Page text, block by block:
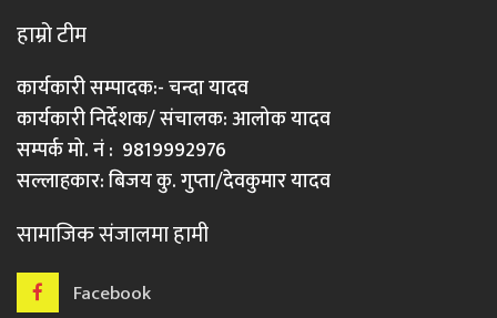
हाम्रो टीम
कार्यकारी सम्पादक:- चन्दा यादव
कार्यकारी निर्देशक/ संचालक: आलोक यादव
सम्पर्क मो. नं : 9819992976
सल्लाहकार: बिजय कु. गुप्ता/देवकुमार यादव
सामाजिक संजालमा हामी
Facebook